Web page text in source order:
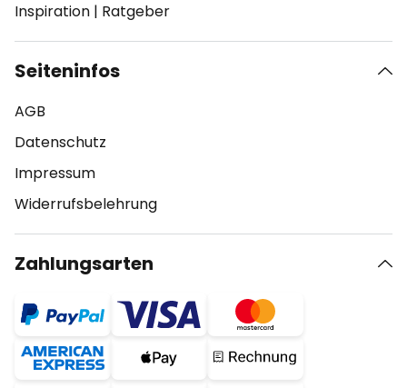
Inspiration | Ratgeber
Seiteninfos
AGB
Datenschutz
Impressum
Widerrufsbelehrung
Zahlungsarten